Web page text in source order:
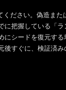
ださい。偽造ま
把握している「
シードを復元す
すぐに、検証済